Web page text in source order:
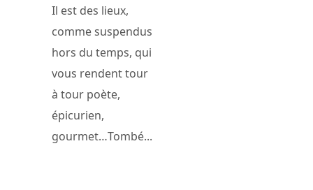
Il est des lieux,
comme suspendus
hors du temps, qui
vous rendent tour
à tour poète,
épicurien,
gourmet…Tombé...